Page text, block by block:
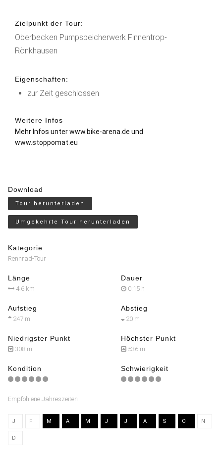
Zielpunkt der Tour:
Oberbecken Pumpspeicherwerk Finnentrop-
Rönkhausen
Eigenschaften:
zur Zeit geschlossen
Weitere Infos
Mehr Infos unterwww.bike-arena.de und
www.stoppomat.eu
Download
Tour herunterladen
Umgekehrte Tour herunterladen
Kategorie
Rennrad-Tour
Länge
4.6 km
Dauer
0:15 h
Aufstieg
247 m
Abstieg
20 m
Niedrigster Punkt
308 m
Höchster Punkt
536 m
Kondition Schwierigkeit
Empfohlene Jahreszeiten
J F M A M J J A S O N
D